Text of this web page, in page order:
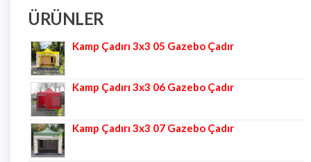
ÜRÜNLER
Kamp Çadırı 3x3 05 Gazebo Çadır
Kamp Çadırı 3x3 06 Gazebo Çadır
Kamp Çadırı 3x3 07 Gazebo Çadır